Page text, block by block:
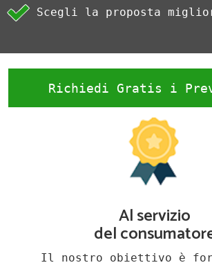
Scegli la proposta
Richiedi Gratis i
Al servizio
del
Il nostro obiettivo è